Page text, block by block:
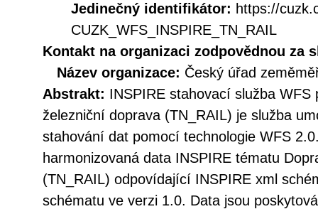
Jedinečný identifikátor: https://
CUZK_WFS_INSPIRE_TN_RAIL
Kontakt na organizaci zodpovědnou za
Název organizace: Český úřad
Abstrakt: INSPIRE stahovací služba
železniční doprava (TN_RAIL) je služba
stahování dat pomocí technologie WFS
harmonizovaná data INSPIRE tématu
(TN_RAIL) odpovídající INSPIRE xml
schématu ve verzi 1.0. Data jsou